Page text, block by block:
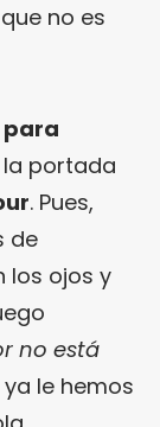
no es
para
la portada
. Pues,
de
los ojos y
no está
ya le hemos